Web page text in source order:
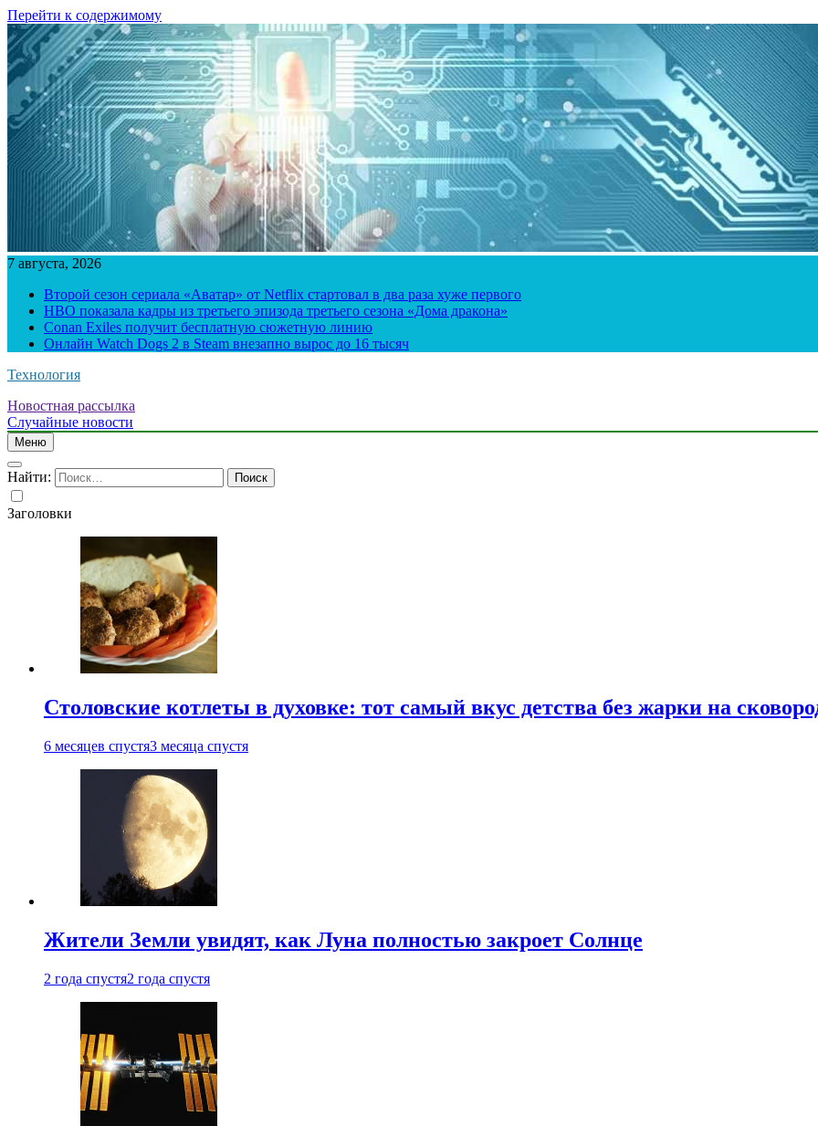
Перейти к содержимому
7 августа, 2026
Второй сезон сериала «Аватар» от Netflix стартовал в два раза хуже первого
HBO показала кадры из третьего эпизода третьего сезона «Дома дракона»
Conan Exiles получит бесплатную сюжетную линию
Онлайн Watch Dogs 2 в Steam внезапно вырос до 16 тысяч
Технология
Новостная рассылка
Случайные новости
Меню
Найти:
Заголовки
Столовские котлеты в духовке: тот самый вкус детства без жарки на
6 месяцев спустя3 месяца спустя
Жители Земли увидят, как Луна полностью закроет Солнце
2 года спустя2 года спустя